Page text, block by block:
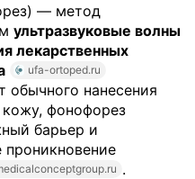
— метод
ультразвуковые волны
лекарственных
ufa-ortoped.ru
обычного нанесения
кожу, фонофорез
барьер и
проникновение
.